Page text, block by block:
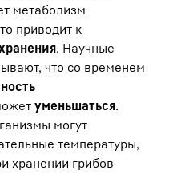
метаболизм
приводит к
. Научные
что со временем
уменьшаться.
могут
температуры,
хранении грибов